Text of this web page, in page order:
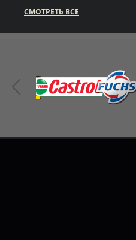
СМОТРЕТЬ ВСЕ